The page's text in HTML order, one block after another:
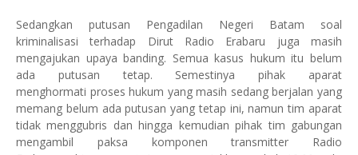
Sedangkan putusan Pengadilan Negeri Batam soal
kriminalisasi terhadap Dirut Radio Erabaru juga masih
mengajukan upaya banding. Semua kasus hukum itu belum
ada putusan tetap. Semestinya pihak aparat
menghormati proses hukum yang masih sedang berjalan yang
memang belum ada putusan yang tetap ini, namun tim aparat
tidak menggubris dan hingga kemudian pihak tim gabungan
mengambil paksa komponen transmitter Radio